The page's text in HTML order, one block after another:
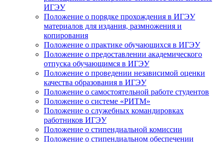
ИГЭУ
Положение о порядке прохождения в ИГЭУ
материалов для издания, размножения и
копирования
Положение о практике обучающихся в ИГЭУ
Положение о предоставлении академического
отпуска обучающимся в ИГЭУ
Положение о проведении независимой оценки
качества образования в ИГЭУ
Положение о самостоятельной работе студентов
Положение о системе «РИТМ»
Положение о служебных командировках
работников ИГЭУ
Положение о стипендиальной комиссии
Положение о стипендиальном обеспечении